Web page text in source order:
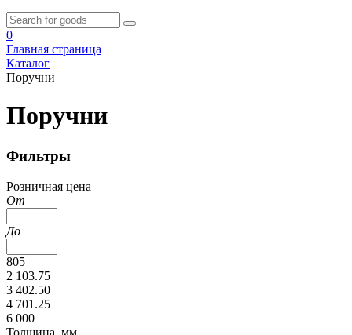
0
Главная страница
Каталог
Поручни
Поручни
Фильтры
Розничная цена
От
До
805
2 103.75
3 402.50
4 701.25
6 000
Толщина, мм